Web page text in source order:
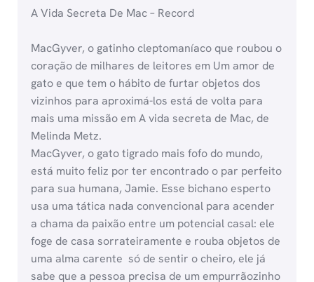
A Vida Secreta De Mac – Record
MacGyver, o gatinho cleptomaníaco que roubou o
coração de milhares de leitores em Um amor de
gato e que tem o hábito de furtar objetos dos
vizinhos para aproximá-los está de volta para
mais uma missão em A vida secreta de Mac, de
Melinda Metz.
MacGyver, o gato tigrado mais fofo do mundo,
está muito feliz por ter encontrado o par perfeito
para sua humana, Jamie. Esse bichano esperto
usa uma tática nada convencional para acender
a chama da paixão entre um potencial casal: ele
foge de casa sorrateiramente e rouba objetos de
uma alma carente  só de sentir o cheiro, ele já
sabe que a pessoa precisa de um empurrãozinho